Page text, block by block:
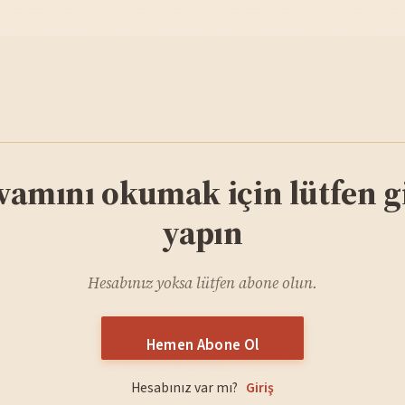
okumak için lütfen
yapın
Hesabınız yoksa lütfen abone olun.
Hemen Abone Ol
Hesabınız var mı? Giriş